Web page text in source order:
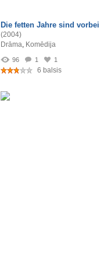
Die fetten Jahre sind vorbei
(2004)
Drāma, Komēdija
96 1 1
6 balsis